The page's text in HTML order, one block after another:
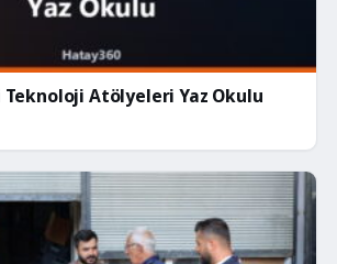
Teknoloji Atölyeleri Yaz Okulu